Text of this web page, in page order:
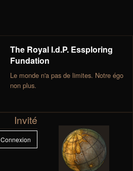
The Royal I.d.P. Essploring
Fundation
Le monde n'a pas de limites. Notre égo
non plus.
Invité
Connexion